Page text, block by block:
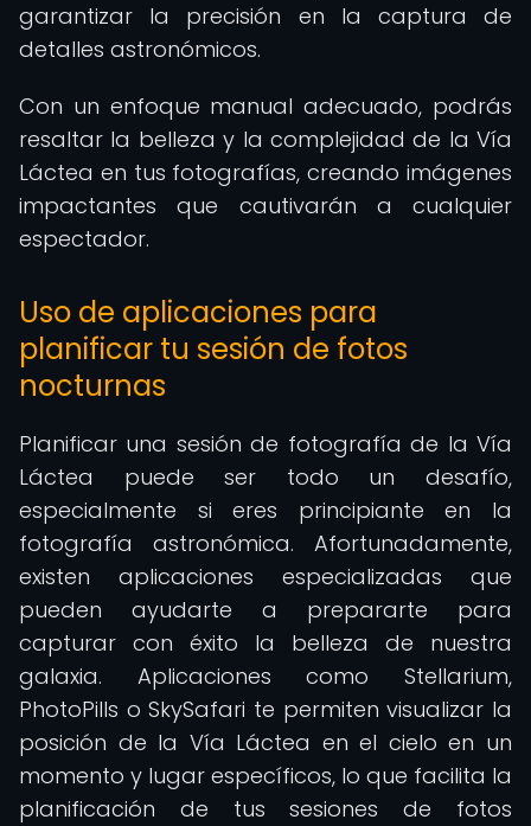
garantizar la precisión en la captura de
detalles astronómicos.
Con un enfoque manual adecuado, podrás
resaltar la belleza y la complejidad de la Vía
Láctea en tus fotografías, creando imágenes
impactantes que cautivarán a cualquier
espectador.
Uso de aplicaciones para
planificar tu sesión de fotos
nocturnas
Planificar una sesión de fotografía de la Vía
Láctea puede ser todo un desafío,
especialmente si eres principiante en la
fotografía astronómica. Afortunadamente,
existen aplicaciones especializadas que
pueden ayudarte a prepararte para
capturar con éxito la belleza de nuestra
galaxia. Aplicaciones como Stellarium,
PhotoPills o SkySafari te permiten visualizar la
posición de la Vía Láctea en el cielo en un
momento y lugar específicos, lo que facilita la
planificación de tus sesiones de fotos